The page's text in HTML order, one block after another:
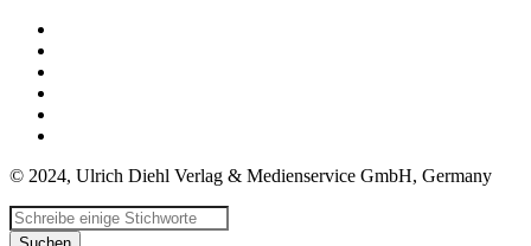
© 2024, Ulrich Diehl Verlag & Medienservice GmbH, Germany